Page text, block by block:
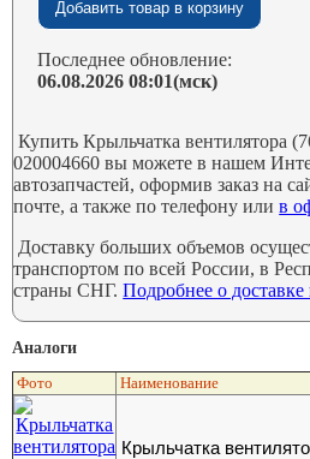
Последнее обновление:
06.08.2026 08:01(мск)
Купить Крыльчатка вентилятора
020004660 вы можете в нашем
автозапчастей, оформив заказ на
почте, а также по телефону илив
Доставку больших объемов
транспортом по всей России, в
страны СНГ.Подробнее о доставке
Аналоги
Фото Наименование
Крыльчатка